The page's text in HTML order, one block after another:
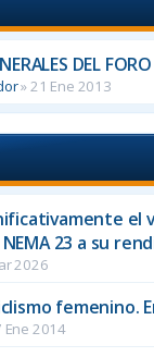
DEL FORO
»21 Ene 2013
el
23 a su
2026
femenino.
Ene 2014